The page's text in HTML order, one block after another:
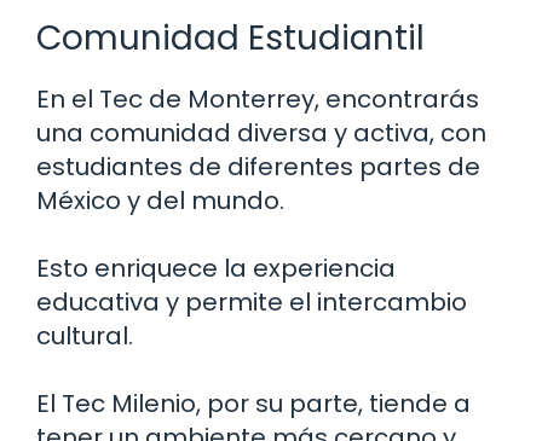
Comunidad Estudiantil
En el Tec de Monterrey, encontrarás
una comunidad diversa y activa, con
estudiantes de diferentes partes de
México y del mundo.
Esto enriquece la experiencia
educativa y permite el intercambio
cultural.
El Tec Milenio, por su parte, tiende a